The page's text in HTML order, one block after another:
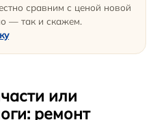
сравним с ценой новой
— так и скажем.
или
ремонт